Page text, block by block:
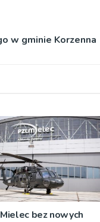
w gminie Korzenna
bez nowych